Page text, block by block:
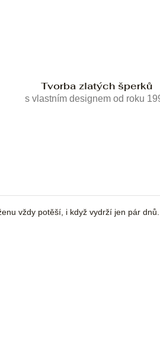
Tvorba zlatých šperků
s vlastním designem od roku
vždy potěší, i když vydrží jen pár